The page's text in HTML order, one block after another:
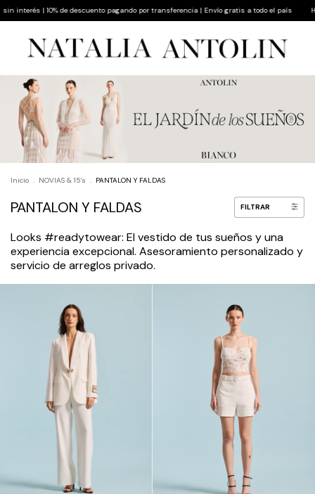
pagando por transferencia | Envío gratis a todo el país Hasta 9 cuotas sin interés
Inicio . NOVIAS & 15's . PANTALON Y FALDAS
PANTALON Y FALDAS FILTRAR
Looks #readytowear: El vestido de tus sueños y una
experiencia excepcional. Asesoramiento personalizado y
servicio de arreglos privado.